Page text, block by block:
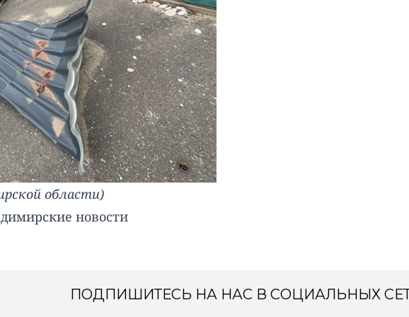
области)
новости
ПОДПИШИТЕСЬ НА НАС В СОЦИАЛЬНЫХ